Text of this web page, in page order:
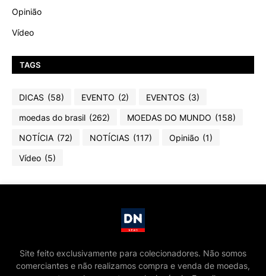
Opinião
Vídeo
TAGS
DICAS (58) EVENTO (2) EVENTOS (3)
moedas do brasil (262) MOEDAS DO MUNDO (158)
NOTÍCIA (72) NOTÍCIAS (117) Opinião (1)
Vídeo (5)
Site feito exclusivamente para colecionadores. Não somos
comerciantes e não realizamos compra e venda de moedas,